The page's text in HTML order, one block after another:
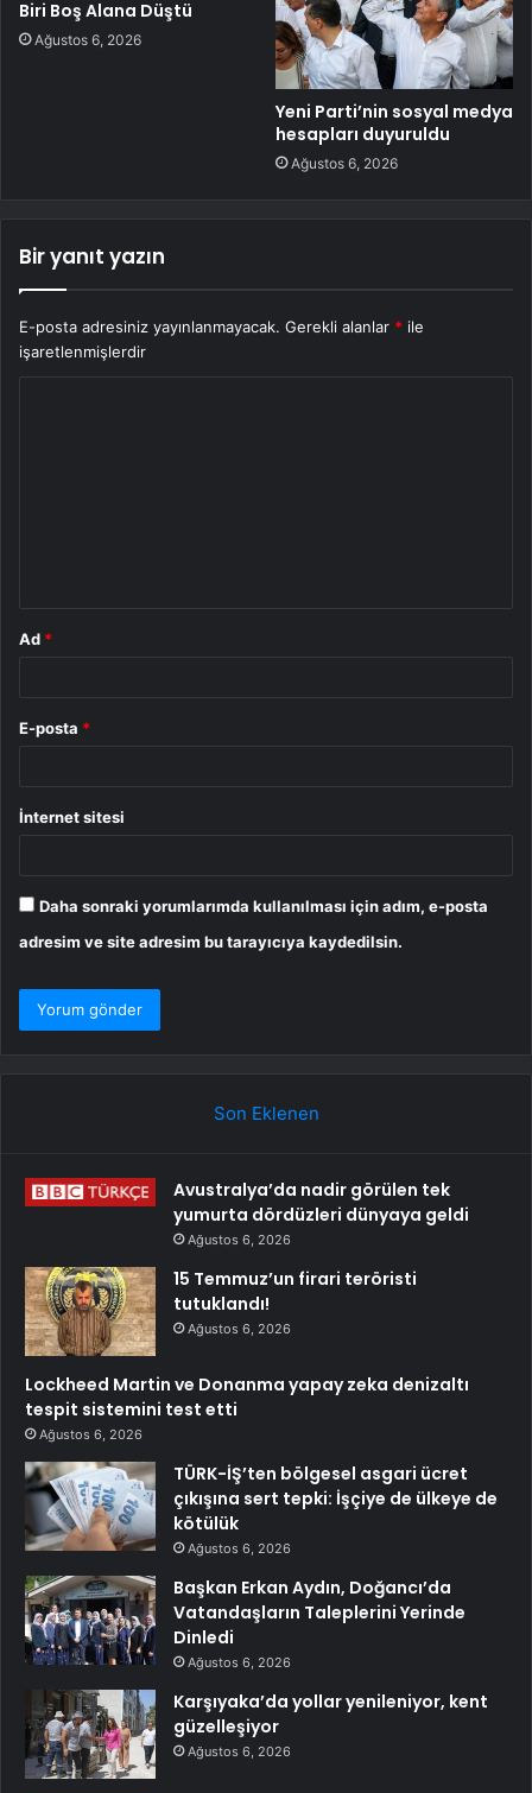
Biri Boş Alana Düştü
Ağustos 6, 2026
Yeni Parti’nin sosyal medya
hesapları duyuruldu
Ağustos 6, 2026
Bir yanıt yazın
E-posta adresiniz yayınlanmayacak. Gerekli alanlar * ile
işaretlenmişlerdir
Ad *
E-posta *
İnternet sitesi
Daha sonraki yorumlarımda kullanılması için adım, e-posta
adresim ve site adresim bu tarayıcıya kaydedilsin.
Son Eklenen
Avustralya’da nadir görülen tek
yumurta dördüzleri dünyaya geldi
Ağustos 6, 2026
15 Temmuz’un firari teröristi
tutuklandı!
Ağustos 6, 2026
Lockheed Martin ve Donanma yapay zeka denizaltı
tespit sistemini test etti
Ağustos 6, 2026
TÜRK-İŞ’ten bölgesel asgari ücret
çıkışına sert tepki: İşçiye de ülkeye de
kötülük
Ağustos 6, 2026
Başkan Erkan Aydın, Doğancı’da
Vatandaşların Taleplerini Yerinde
Dinledi
Ağustos 6, 2026
Karşıyaka’da yollar yenileniyor, kent
güzelleşiyor
Ağustos 6, 2026